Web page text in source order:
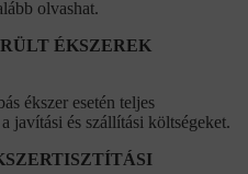
olvashat.
ÉKSZEREK
ékszer esetén teljes
javítási és szállítási költségeket.